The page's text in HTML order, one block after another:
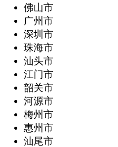
‌佛山市
广州市
深圳市
珠海市
汕头市
江门市
韶关市
河源市
梅州市
惠州市
汕尾市